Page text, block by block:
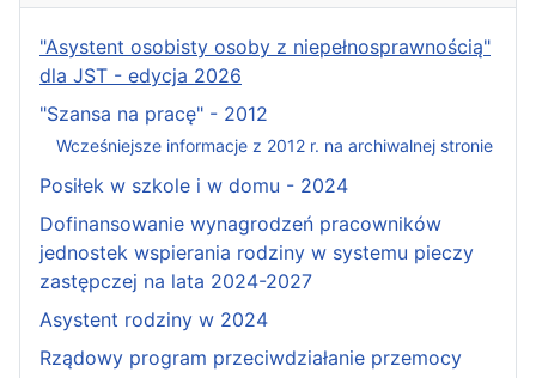
"Asystent osobisty osoby z niepełnosprawnością"
dla JST - edycja 2026
"Szansa na pracę" - 2012
Wcześniejsze informacje z 2012 r. na archiwalnej stronie
Posiłek w szkole i w domu - 2024
Dofinansowanie wynagrodzeń pracowników
jednostek wspierania rodziny w systemu pieczy
zastępczej na lata 2024-2027
Asystent rodziny w 2024
Rządowy program przeciwdziałanie przemocy